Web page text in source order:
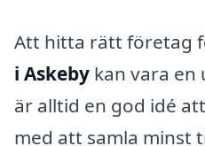
Att hitta rätt företag
i Askeby kan vara en
är alltid en god idé
med att samla minst